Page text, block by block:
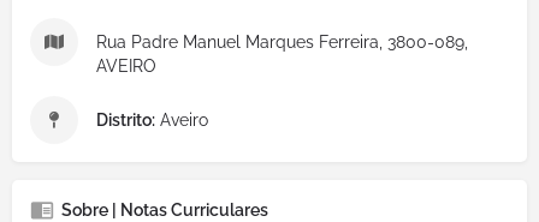
Rua Padre Manuel Marques Ferreira, 3800-089,
AVEIRO
Distrito: Aveiro
Sobre | Notas Curriculares